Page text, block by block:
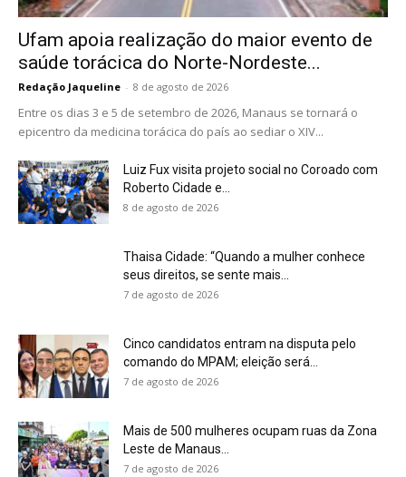
Ufam apoia realização do maior evento de
saúde torácica do Norte-Nordeste...
Redação Jaqueline - 8 de agosto de 2026
Entre os dias 3 e 5 de setembro de 2026, Manaus se tornará o
epicentro da medicina torácica do país ao sediar o XIV...
Luiz Fux visita projeto social no Coroado com
Roberto Cidade e...
8 de agosto de 2026
Thaisa Cidade: “Quando a mulher conhece
seus direitos, se sente mais...
7 de agosto de 2026
Cinco candidatos entram na disputa pelo
comando do MPAM; eleição será...
7 de agosto de 2026
Mais de 500 mulheres ocupam ruas da Zona
Leste de Manaus...
7 de agosto de 2026